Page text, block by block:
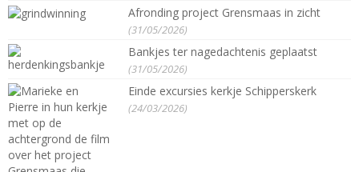
Afronding project Grensmaas in zicht
(31/05/2026)
Bankjes ter nagedachtenis geplaatst
(31/05/2026)
Einde excursies kerkje Schipperskerk
(24/03/2026)